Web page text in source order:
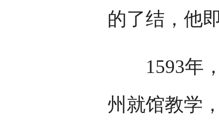
的了结，他
1593年，
州就馆教学